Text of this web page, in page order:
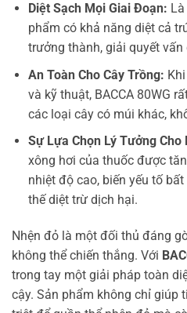
Diệt Sạch Mọi Giai Đoạn:
phẩm có khả năng diệt cả
trưởng thành, giải quyết
An Toàn Cho Cây Trồng:
và kỹ thuật, BACCA 80WG
các loại cây có múi khác,
Sự Lựa Chọn Lý Tưởng Cho
xông hơi của thuốc được
nhiệt độ cao, biến yếu tố
thế diệt trừ dịch hại.
Nhện đỏ là một đối thủ đáng
không thể chiến thắng. Với
trong tay một giải pháp toàn
cậy. Sản phẩm không chỉ giúp